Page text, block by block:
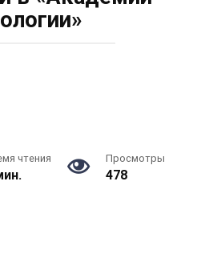
чтения Просмотры
478